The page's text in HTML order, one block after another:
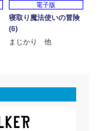
電子版
寝取り魔法使いの冒険
(6)
まじかり 他